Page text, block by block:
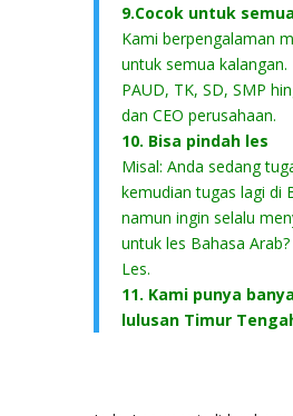
9.Cocok untuk
Kami berpengalaman
untuk semua kalangan.
PAUD, TK, SD, SMP
dan CEO perusahaan.
10. Bisa pindah les
Misal: Anda sedang
kemudian tugas lagi di
namun ingin selalu
untuk les Bahasa
Les.
11. Kami punya
lulusan Timur